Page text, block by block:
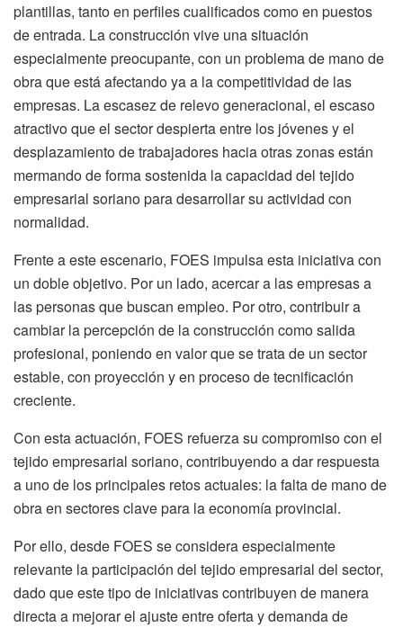
plantillas, tanto en perfiles cualificados como en puestos
de entrada. La construcción vive una situación
especialmente preocupante, con un problema de mano de
obra que está afectando ya a la competitividad de las
empresas. La escasez de relevo generacional, el escaso
atractivo que el sector despierta entre los jóvenes y el
desplazamiento de trabajadores hacia otras zonas están
mermando de forma sostenida la capacidad del tejido
empresarial soriano para desarrollar su actividad con
normalidad.
Frente a este escenario, FOES impulsa esta iniciativa con
un doble objetivo. Por un lado, acercar a las empresas a
las personas que buscan empleo. Por otro, contribuir a
cambiar la percepción de la construcción como salida
profesional, poniendo en valor que se trata de un sector
estable, con proyección y en proceso de tecnificación
creciente.
Con esta actuación, FOES refuerza su compromiso con el
tejido empresarial soriano, contribuyendo a dar respuesta
a uno de los principales retos actuales: la falta de mano de
obra en sectores clave para la economía provincial.
Por ello, desde FOES se considera especialmente
relevante la participación del tejido empresarial del sector,
dado que este tipo de iniciativas contribuyen de manera
directa a mejorar el ajuste entre oferta y demanda de